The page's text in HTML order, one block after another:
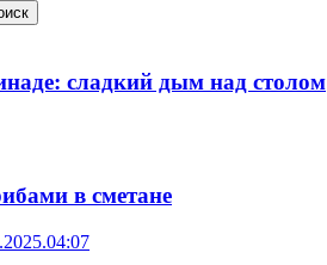
сладкий дым над столом
в сметане